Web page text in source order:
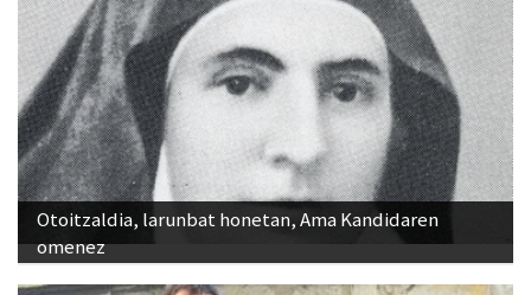
Otoitzaldia, larunbat honetan, Ama Kandidaren
omenez